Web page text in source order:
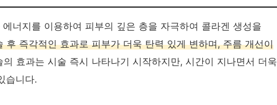
너지를 이용하여 피부의 깊은 층을 자극하여 콜라겐 생성을
후 즉각적인 효과로 피부가 더욱 탄력 있게 변하며, 주름 개선이
의 효과는 시술 즉시 나타나기 시작하지만, 시간이 지나면서 더욱
습니다.